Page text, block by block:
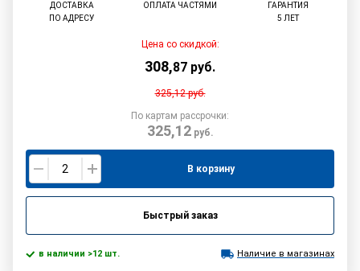
ДОСТАВКА
ПО АДРЕСУ
ОПЛАТА ЧАСТЯМИ
ГАРАНТИЯ
5 ЛЕТ
Цена со скидкой:
308,87 руб.
325,12руб.
По картам рассрочки:
325,12руб.
В корзину
Быстрый заказ
в наличии >12 шт. Наличие в магазинах